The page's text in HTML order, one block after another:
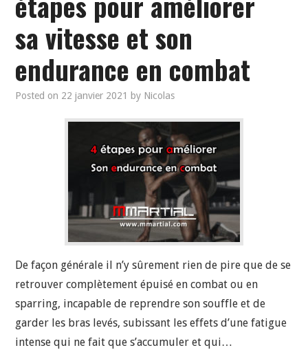
sa vitesse et son
endurance en combat
Posted on 22 janvier 2021 by Nicolas
De façon générale il n’y sûrement rien de pire que de se
retrouver complètement épuisé en combat ou en
sparring, incapable de reprendre son souffle et de
garder les bras levés, subissant les effets d’une fatigue
intense qui ne fait que s’accumuler et qui…